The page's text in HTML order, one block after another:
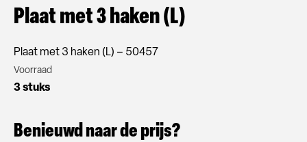
Plaat met 3 haken (L)
Plaat met 3 haken (L) – 50457
Voorraad
3 stuks
Benieuwd naar de prijs?